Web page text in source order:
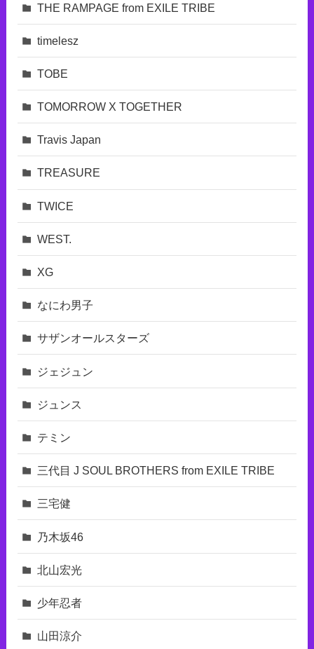
THE RAMPAGE from EXILE TRIBE
timelesz
TOBE
TOMORROW X TOGETHER
Travis Japan
TREASURE
TWICE
WEST.
XG
なにわ男子
サザンオールスターズ
ジェジュン
ジュンス
テミン
三代目 J SOUL BROTHERS from EXILE TRIBE
三宅健
乃木坂46
北山宏光
少年忍者
山田涼介